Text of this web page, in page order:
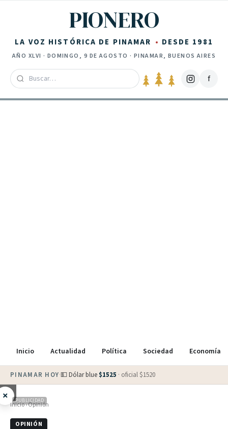
PIONERO
LA VOZ HISTÓRICA DE PINAMAR DESDE 1981
AÑO XLVI · DOMINGO, 9 DE AGOSTO · PINAMAR, BUENOS AIRES
f
Inicio Actualidad Política Sociedad Economía
PINAMAR HOY·💵 Dólar blue $1525 · oficial $1520
× PUBLICIDAD
Inicio›Opinión
OPINIÓN